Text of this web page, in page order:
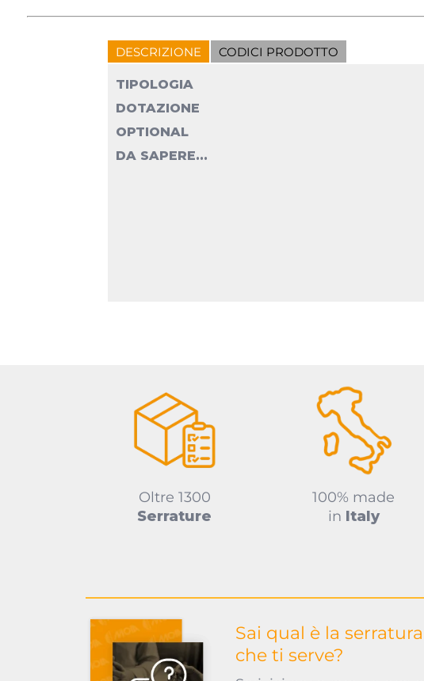
DESCRIZIONE CODICI PRODOTTO
TIPOLOGIA
DOTAZIONE
OPTIONAL
DA SAPERE...
Oltre 1300
Serrature
100% made
in Italy
Sai qual è la serratura
che ti serve?